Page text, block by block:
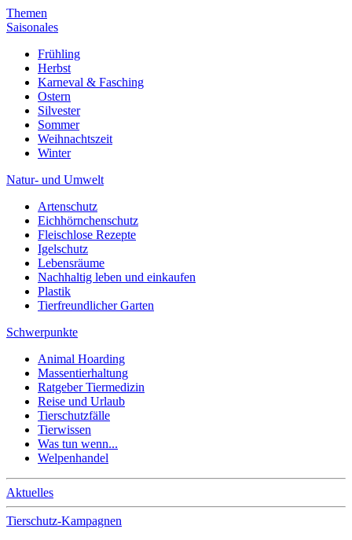
Themen
Saisonales
Frühling
Herbst
Karneval & Fasching
Ostern
Silvester
Sommer
Weihnachtszeit
Winter
Natur- und Umwelt
Artenschutz
Eichhörnchenschutz
Fleischlose Rezepte
Igelschutz
Lebensräume
Nachhaltig leben und einkaufen
Plastik
Tierfreundlicher Garten
Schwerpunkte
Animal Hoarding
Massentierhaltung
Ratgeber Tiermedizin
Reise und Urlaub
Tierschutzfälle
Tierwissen
Was tun wenn...
Welpenhandel
Aktuelles
Tierschutz-Kampagnen